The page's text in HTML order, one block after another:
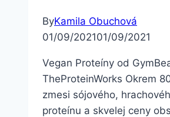
ByKamila Obuchová
01/09/202101/09/2021
Vegan Proteíny od
TheProteinWorks Okrem
zmesi sójového,
proteínu a skvelej ceny